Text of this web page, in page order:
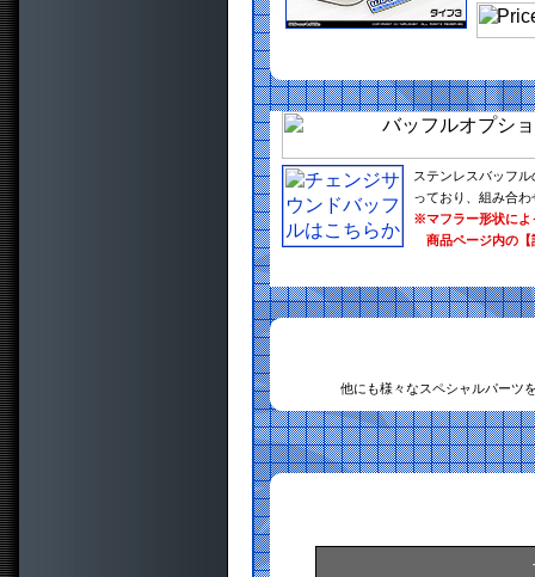
ステンレスバッフ
っており、組み合
※マフラー形状によ
商品ページ内の【
他にも様々なスペシャルパーツ